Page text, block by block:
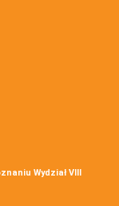
Wydział VIII